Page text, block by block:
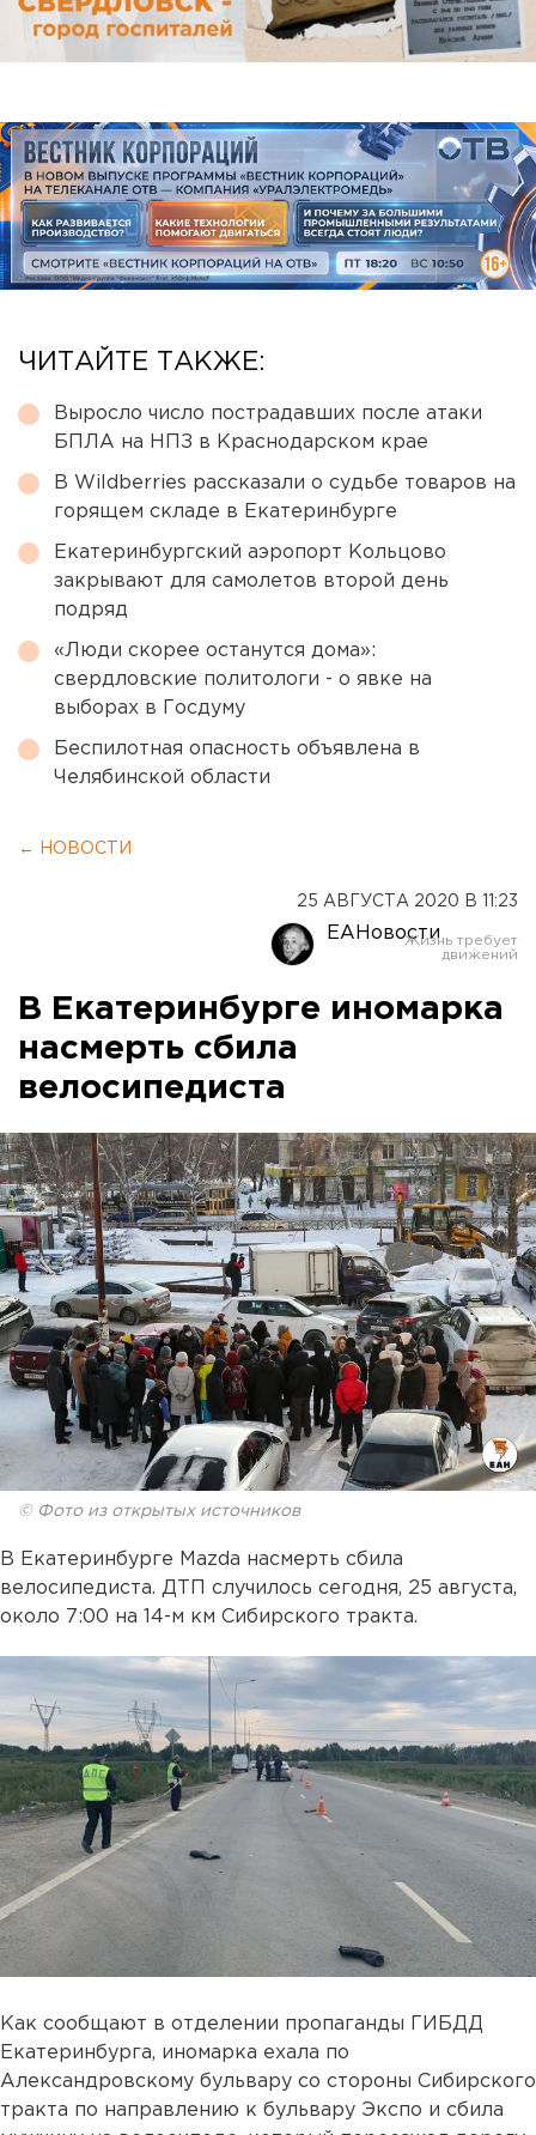
ЧИТАЙТЕ ТАКЖЕ:
Выросло число пострадавших после атаки
БПЛА на НПЗ в Краснодарском крае
В Wildberries рассказали о судьбе товаров на
горящем складе в Екатеринбурге
Екатеринбургский аэропорт Кольцово
закрывают для самолетов второй день
подряд
«Люди скорее останутся дома»:
свердловские политологи - о явке на
выборах в Госдуму
Беспилотная опасность объявлена в
Челябинской области
← НОВОСТИ
25 АВГУСТА 2020 В 11:23
ЕАНовости
В Екатеринбурге иномарка
насмерть сбила
велосипедиста
© Фото из открытых источников
В Екатеринбурге Mazda насмерть сбила
велосипедиста. ДТП случилось сегодня, 25 августа,
около 7:00 на 14-м км Сибирского тракта.
Как сообщают в отделении пропаганды ГИБДД
Екатеринбурга, иномарка ехала по
Александровскому бульвару со стороны Сибирского
тракта по направлению к бульвару Экспо и сбила